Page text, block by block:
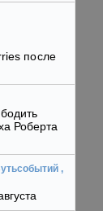
после
Роберта
,